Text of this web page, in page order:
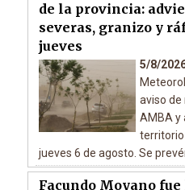
de la provincia:
severas, granizo y
jueves
5/8/2026
aviso de
AMBA y
territorio
jueves 6 de agosto. Se
Facundo Moyano